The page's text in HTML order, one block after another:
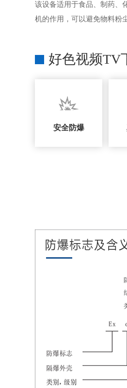
该设备适用于食品、制药、
机的作用，可以避免物料粉
好色视频TV
安全防爆